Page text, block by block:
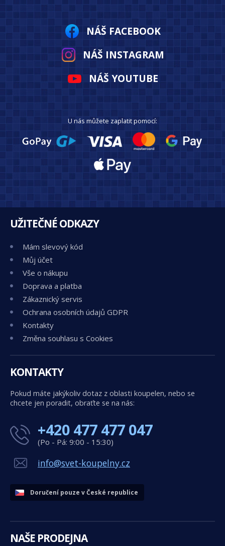
NÁŠ FACEBOOK
NÁŠ INSTAGRAM
NÁŠ YOUTUBE
U nás můžete zaplatit pomocí:
UŽITEČNÉ ODKAZY
Mám slevový kód
Můj účet
Vše o nákupu
Doprava a platba
Zákaznický servis
Ochrana osobních údajů GDPR
Kontakty
Změna souhlasu s Cookies
KONTAKTY
Pokud máte jakýkoliv dotaz z oblasti koupelen, nebo se
chcete jen poradit, obraťte se na nás:
+420 477 477 047
(Po - Pá: 9:00 - 15:30)
info@svet-koupelny.cz
Doručení pouze v České republice
NAŠE PRODEJNA